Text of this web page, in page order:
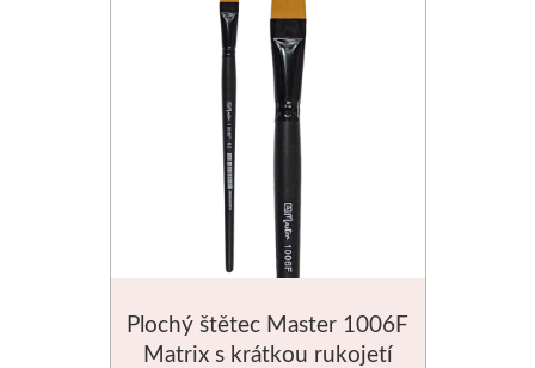
Plochý štětec Master 1006F
Matrix s krátkou rukojetí